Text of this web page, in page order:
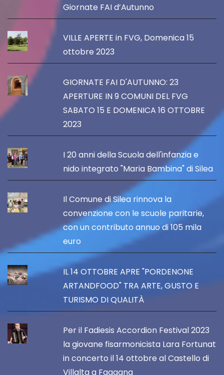
Giornate FAI d’Autunno
VILLE APERTE in FVG, Domenica 15
ottobre 2023
GIORNATE FAI D'AUTUNNO: 23
APERTURE IN 9 COMUNI DEL FVG
SABATO 15 E DOMENICA 16 OTTOBRE
2023
I 20 anni della Scuola dell'infanzia e
nido integrato "Maria Bambina" di Silea
Il Comune di Silea rinnova la
convenzione con le scuole paritarie,
con un contributo annuo di 105 mila
euro
IL 14 OTTOBRE APRE "PORDENONE
ARTANDFOOD" TRA ARTE, GUSTO E
TURISMO DI QUALITÀ
Per il Fadiesis Accordion Festival 2023
la giovane fisarmonicista Lara Fortunat
in concerto il 14 ottobre al Castello di
Villalta a Fagagna